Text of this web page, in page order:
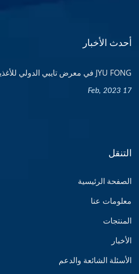
أحدث الأخبار
JYU FONG في معرض تايبي الدولي للأغذية...
17 Feb, 2023
التنقل
الصفحة الرئيسية
معلومات عنا
المنتجات
الأخبار
الأسئلة الشائعة والدعم